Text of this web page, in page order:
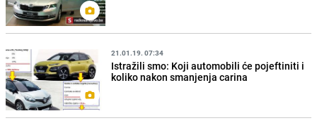
21.01.19. 07:34
Istražili smo: Koji automobili će pojeftiniti i
koliko nakon smanjenja carina